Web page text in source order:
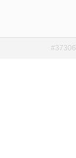
#37306